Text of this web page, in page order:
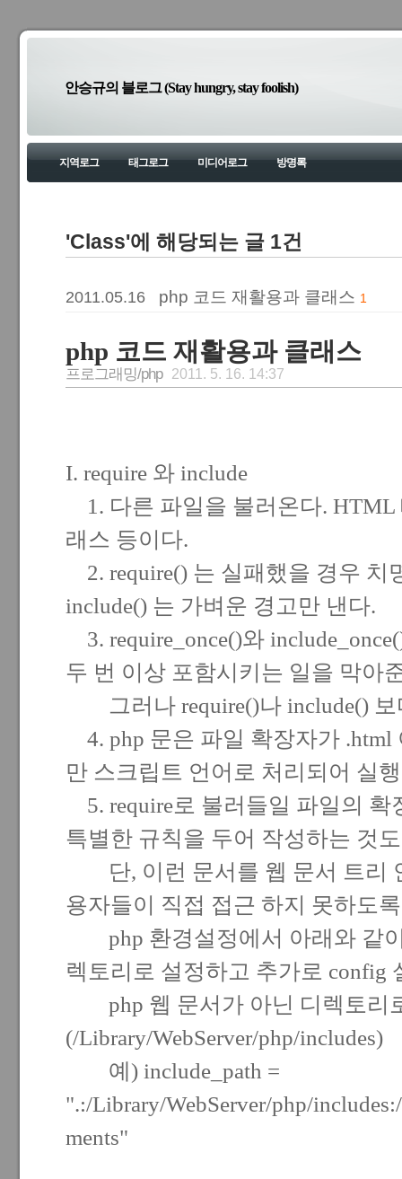
안승규의 블로그 (Stay hungry, stay foolish)
지역로그 태그로그 미디어로그 방명록
'Class'에 해당되는 글 1건
2011.05.16 php 코드 재활용과 클래스 1
php 코드 재활용과 클래스
프로그래밍/php 2011. 5. 16. 14:37
I. require 와 include
1. 다른 파일을 불러온다. HTML
래스 등이다.
2. require() 는 실패했을 경우 치
include() 는 가벼운 경고만 낸다.
3. require_once()와
두 번 이상 포함시키는 일을 막아
그러나 require()나 include() 보
4. php 문은 파일 확장자가 .html
만 스크립트 언어로 처리되어 실
5. require로 불러들일 파일의 확
특별한 규칙을 두어 작성하는 것
단, 이런 문서를 웹 문서 트리
용자들이 직접 접근 하지 못하도
php 환경설정에서 아래와 같
렉토리로 설정하고 추가로 config
php 웹 문서가 아닌 디렉토리
(/Library/WebServer/php/includes)
예) include_path =
".:/Library/WebServer/php/
ments"